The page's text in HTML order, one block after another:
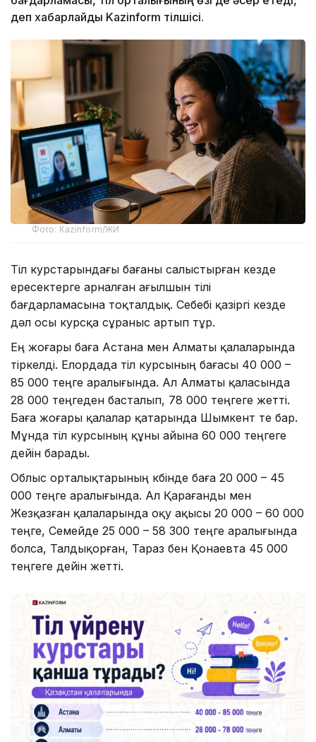
деп хабарлайды Kazinform тілшісі.
Фото: Kazinform/ЖИ
Тіл курстарындағы бағаны салыстырған кезде
ересектерге арналған ағылшын тілі
бағдарламасына тоқталдық. Себебі қазіргі кезде
дәл осы курсқа сұраныс артып тұр.
Ең жоғары баға Астана мен Алматы қалаларында
тіркелді. Елордада тіл курсының бағасы 40 000 –
85 000 теңге аралығында. Ал Алматы қаласында
28 000 теңгеден басталып, 78 000 теңгеге жетті.
Баға жоғары қалалар қатарында Шымкент те бар.
Мұнда тіл курсының құны айына 60 000 теңгеге
дейін барады.
Облыс орталықтарының көбінде баға 20 000 – 45
000 теңге аралығында. Ал Қарағанды мен
Жезқазған қалаларында оқу ақысы 20 000 – 60 000
теңге, Семейде 25 000 – 58 300 теңге аралығында
болса, Талдықорған, Тараз бен Қонаевта 45 000
теңгеге дейін жетті.